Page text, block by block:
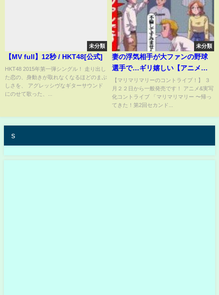
未分類
【MV full】12秒 / HKT48[公式]
HKT48 2015年第一弾シングル！ 走り出し
た恋の、身動きが取れなくなるほどのまぶ
しさを、 アグレッシヴなギターサウンド
にのせて歌った、...
未分類
妻の浮気相手が大ファンの野球
選手で…ギリ嬉しい【アニメ】
【コント】
【マリマリマリーのコントライブ！】 ３
月２２日から一般発売です！ アニメ&実写
化コントライブ 「マリマリマリー 〜帰っ
てきた！第2回セカンド...
s